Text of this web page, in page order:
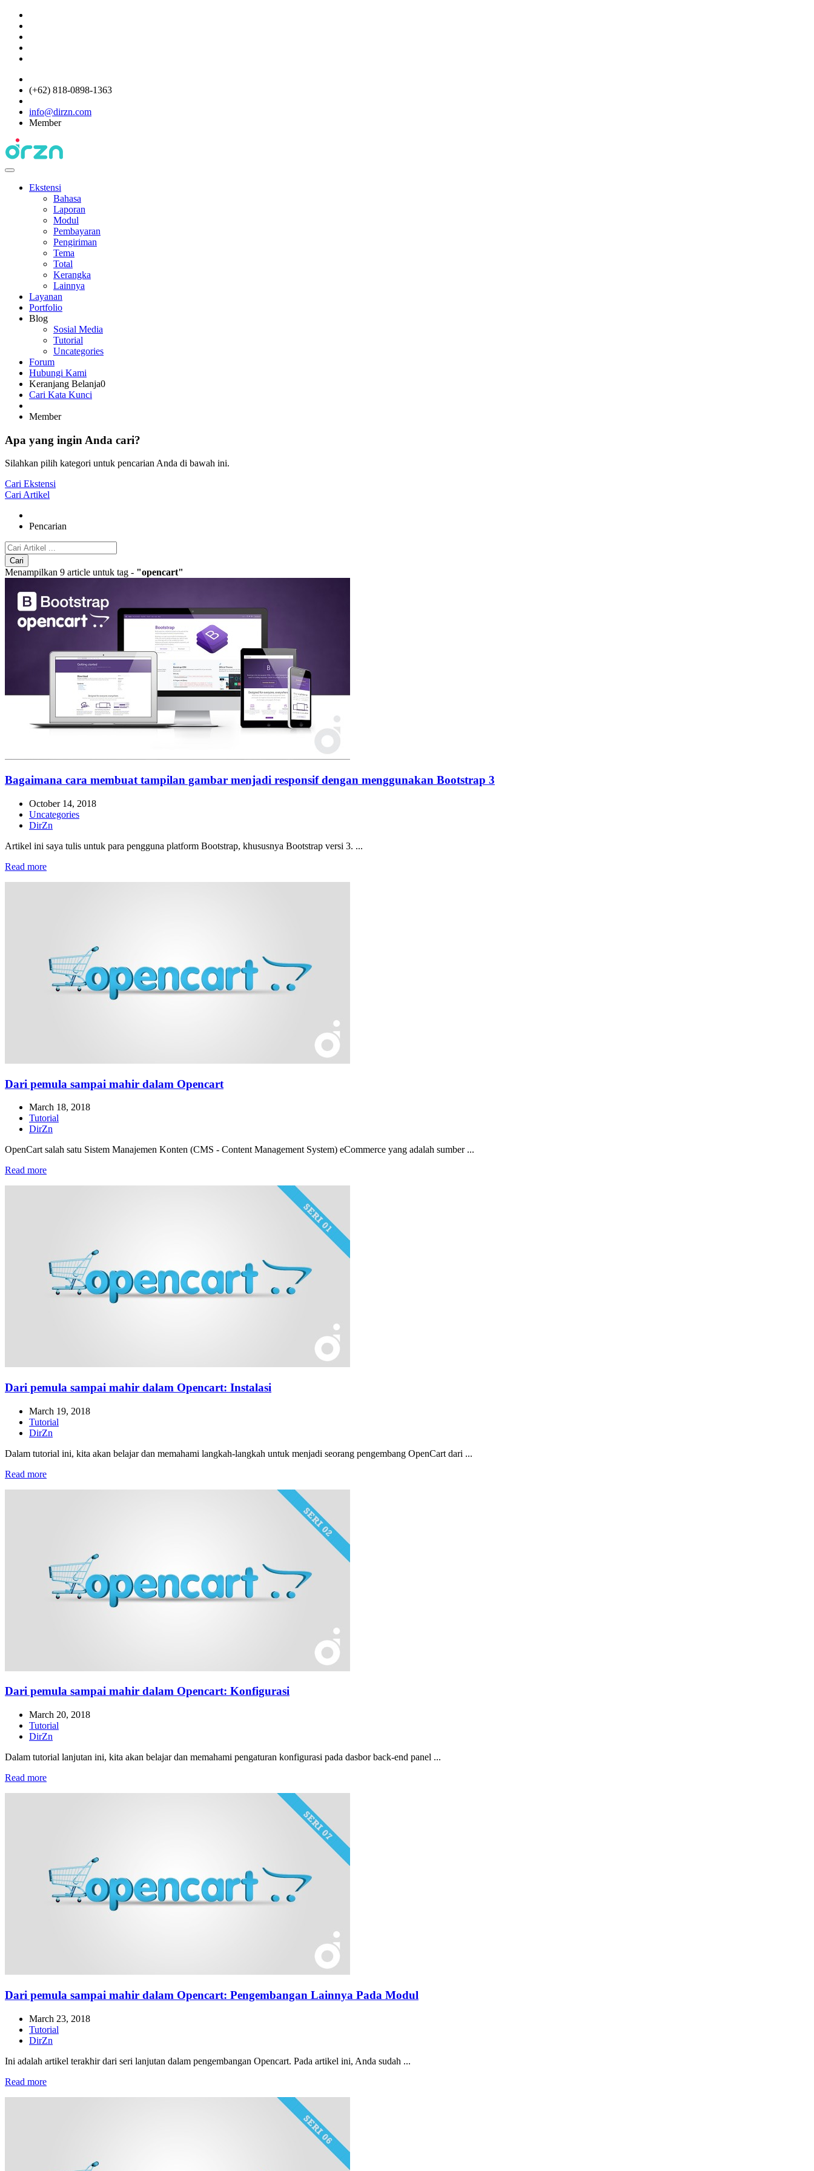
(+62) 818-0898-1363
info@dirzn.com
Member
Ekstensi
Bahasa
Laporan
Modul
Pembayaran
Pengiriman
Tema
Total
Kerangka
Lainnya
Layanan
Portfolio
Blog
Sosial Media
Tutorial
Uncategories
Forum
Hubungi Kami
Keranjang Belanja0
Cari Kata Kunci
Member
Apa yang ingin Anda cari?
Silahkan pilih kategori untuk pencarian Anda di bawah ini.
Cari Ekstensi
Cari Artikel
Pencarian
Menampilkan 9 article untuk tag - "opencart"
Bagaimana cara membuat tampilan gambar menjadi responsif dengan menggunakan Bootstrap 3
October 14, 2018
Uncategories
DirZn
Artikel ini saya tulis untuk para pengguna platform Bootstrap, khususnya Bootstrap versi 3. ...
Read more
Dari pemula sampai mahir dalam Opencart
March 18, 2018
Tutorial
DirZn
OpenCart salah satu Sistem Manajemen Konten (CMS - Content Management System) eCommerce yang adalah sumber ...
Read more
Dari pemula sampai mahir dalam Opencart: Instalasi
March 19, 2018
Tutorial
DirZn
Dalam tutorial ini, kita akan belajar dan memahami langkah-langkah untuk menjadi seorang pengembang OpenCart dari ...
Read more
Dari pemula sampai mahir dalam Opencart: Konfigurasi
March 20, 2018
Tutorial
DirZn
Dalam tutorial lanjutan ini, kita akan belajar dan memahami pengaturan konfigurasi pada dasbor back-end panel ...
Read more
Dari pemula sampai mahir dalam Opencart: Pengembangan Lainnya Pada Modul
March 23, 2018
Tutorial
DirZn
Ini adalah artikel terakhir dari seri lanjutan dalam pengembangan Opencart. Pada artikel ini, Anda sudah ...
Read more